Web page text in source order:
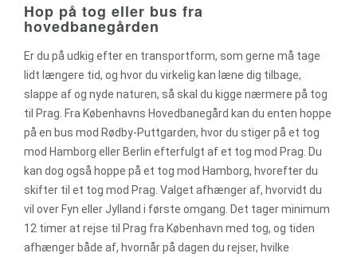
Hop på tog eller bus fra
hovedbanegården
Er du på udkig efter en transportform, som gerne må tage
lidt længere tid, og hvor du virkelig kan læne dig tilbage,
slappe af og nyde naturen, så skal du kigge nærmere på tog
til Prag. Fra Københavns Hovedbanegård kan du enten hoppe
på en bus mod Rødby-Puttgarden, hvor du stiger på et tog
mod Hamborg eller Berlin efterfulgt af et tog mod Prag. Du
kan dog også hoppe på et tog mod Hamborg, hvorefter du
skifter til et tog mod Prag. Valget afhænger af, hvorvidt du
vil over Fyn eller Jylland i første omgang. Det tager minimum
12 timer at rejse til Prag fra København med tog, og tiden
afhænger både af, hvornår på dagen du rejser, hvilke